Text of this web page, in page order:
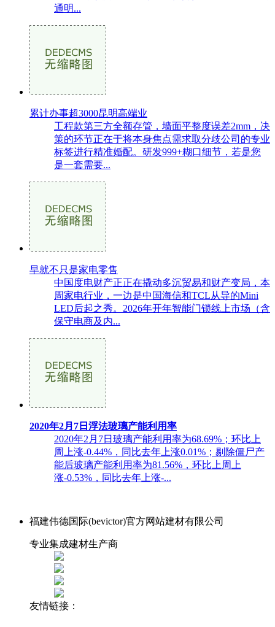
通明...
累计办事超3000昆明高端业
工程款第三方全额存管，墙面平整度误差2mm，决
策的环节正在于将本身焦点需求取分歧公司的专业
标签进行精准婚配。研发999+糊口细节，若是您
是一套需要...
早就不只是家电零售
中国度电财产正正在撬动多沉贸易和财产变局，本
周家电行业，一边是中国海信和TCL从导的Mini
LED后起之秀。2026年开年智能门锁线上市场（含
保守电商及内...
2020年2月7日浮法玻璃产能利用率
2020年2月7日玻璃产能利用率为68.69%；环比上
周上涨-0.44%，同比去年上涨0.01%；剔除僵尸产
能后玻璃产能利用率为81.56%，环比上周上
涨-0.53%，同比去年上涨-...
福建伟德国际(bevictor)官方网站建材有限公司
专业集成建材生产商
友情链接：